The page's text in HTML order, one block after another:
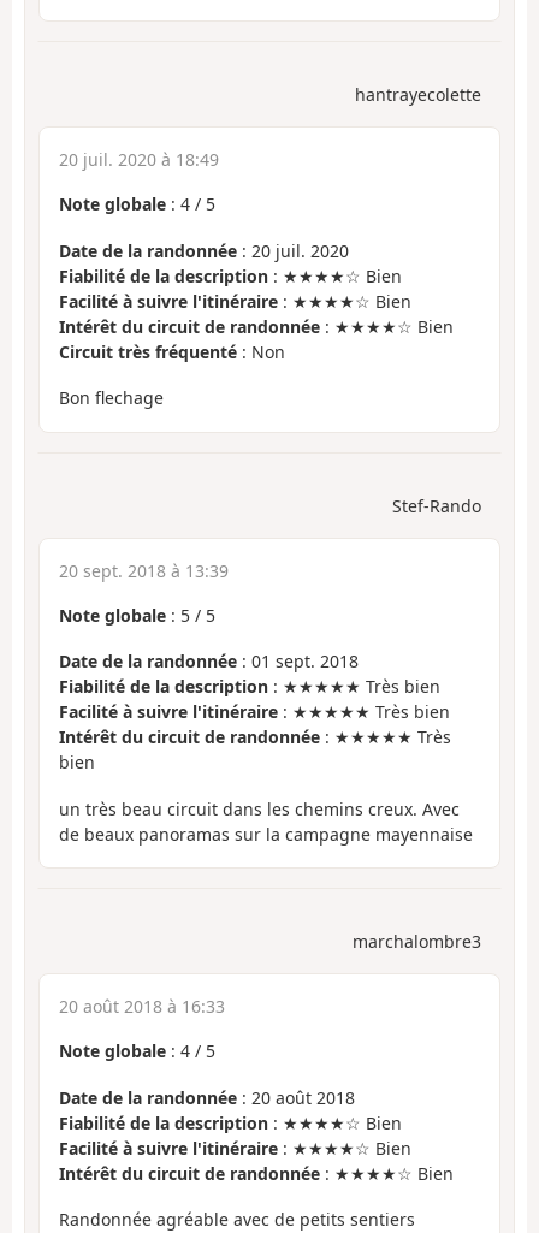
hantrayecolette
20 juil. 2020 à 18:49
Note globale : 4 / 5
Date de la randonnée : 20 juil. 2020
Fiabilité de la description : ★★★★☆ Bien
Facilité à suivre l'itinéraire : ★★★★☆ Bien
Intérêt du circuit de randonnée : ★★★★☆ Bien
Circuit très fréquenté : Non
Bon flechage
Stef-Rando
20 sept. 2018 à 13:39
Note globale : 5 / 5
Date de la randonnée : 01 sept. 2018
Fiabilité de la description : ★★★★★ Très bien
Facilité à suivre l'itinéraire : ★★★★★ Très bien
Intérêt du circuit de randonnée : ★★★★★ Très
bien
un très beau circuit dans les chemins creux. Avec
de beaux panoramas sur la campagne mayennaise
marchalombre3
20 août 2018 à 16:33
Note globale : 4 / 5
Date de la randonnée : 20 août 2018
Fiabilité de la description : ★★★★☆ Bien
Facilité à suivre l'itinéraire : ★★★★☆ Bien
Intérêt du circuit de randonnée : ★★★★☆ Bien
Randonnée agréable avec de petits sentiers